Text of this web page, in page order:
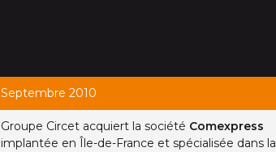
Septembre 2010
Groupe Circet acquiert la société Comexpress
implantée en Île-de-France et spécialisée dans la